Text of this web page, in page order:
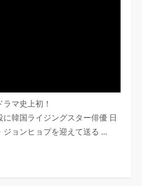
マ史上初！
に韓国ライジングスター俳優 日
ョンヒョプを迎えて送る ...